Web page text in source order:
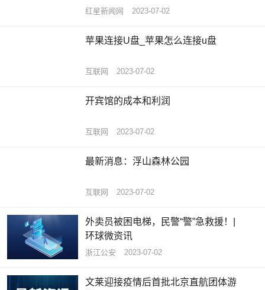
都”，定位就是让世界记住成都人
红星新闻网 2023-07-02
苹果连接U盘_苹果怎么连接u盘
互联网 2023-07-02
开宾馆的成本和利润
互联网 2023-07-02
最新消息：浮山森林公园
互联网 2023-07-02
外卖员被困电梯，民警“警”急救援！|
环球微资讯
浙江公安 2023-07-02
文莱迎接疫情后首批北京直航团体游